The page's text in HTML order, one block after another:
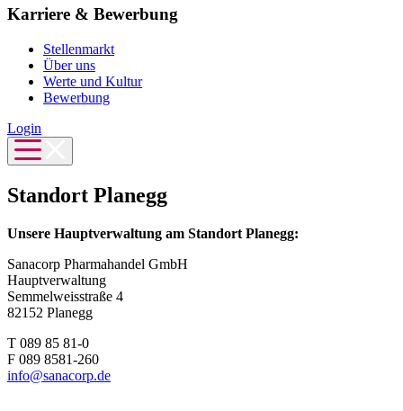
Karriere & Bewerbung
Stellenmarkt
Über uns
Werte und Kultur
Bewerbung
Login
Standort Planegg
Unsere Hauptverwaltung am Standort Planegg:
Sanacorp Pharmahandel GmbH
Hauptverwaltung
Semmelweisstraße 4
82152 Planegg
T 089 85 81-0
F 089 8581-260
info@sanacorp.de